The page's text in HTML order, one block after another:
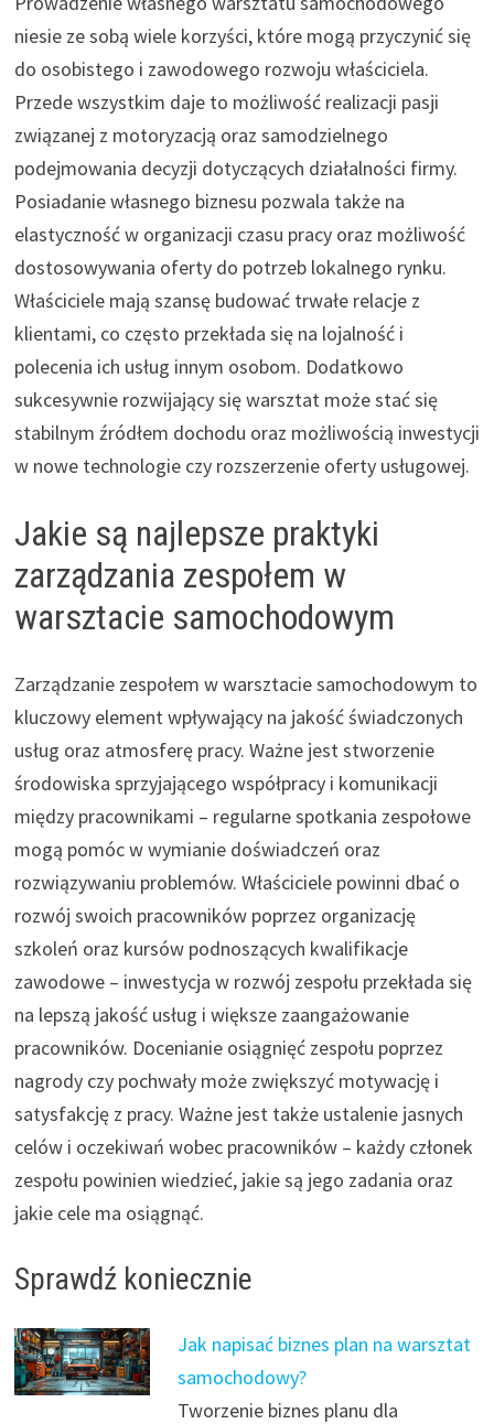
niesie ze sobą wiele korzyści, które mogą przyczynić się
do osobistego i zawodowego rozwoju właściciela.
Przede wszystkim daje to możliwość realizacji pasji
związanej z motoryzacją oraz samodzielnego
podejmowania decyzji dotyczących działalności firmy.
Posiadanie własnego biznesu pozwala także na
elastyczność w organizacji czasu pracy oraz możliwość
dostosowywania oferty do potrzeb lokalnego rynku.
Właściciele mają szansę budować trwałe relacje z
klientami, co często przekłada się na lojalność i
polecenia ich usług innym osobom. Dodatkowo
sukcesywnie rozwijający się warsztat może stać się
stabilnym źródłem dochodu oraz możliwością inwestycji
w nowe technologie czy rozszerzenie oferty usługowej.
Jakie są najlepsze praktyki
zarządzania zespołem w
warsztacie samochodowym
Zarządzanie zespołem w warsztacie samochodowym to
kluczowy element wpływający na jakość świadczonych
usług oraz atmosferę pracy. Ważne jest stworzenie
środowiska sprzyjającego współpracy i komunikacji
między pracownikami – regularne spotkania zespołowe
mogą pomóc w wymianie doświadczeń oraz
rozwiązywaniu problemów. Właściciele powinni dbać o
rozwój swoich pracowników poprzez organizację
szkoleń oraz kursów podnoszących kwalifikacje
zawodowe – inwestycja w rozwój zespołu przekłada się
na lepszą jakość usług i większe zaangażowanie
pracowników. Docenianie osiągnięć zespołu poprzez
nagrody czy pochwały może zwiększyć motywację i
satysfakcję z pracy. Ważne jest także ustalenie jasnych
celów i oczekiwań wobec pracowników – każdy członek
zespołu powinien wiedzieć, jakie są jego zadania oraz
jakie cele ma osiągnąć.
Sprawdź koniecznie
Jak napisać biznes plan na warsztat
samochodowy?
Tworzenie biznes planu dla